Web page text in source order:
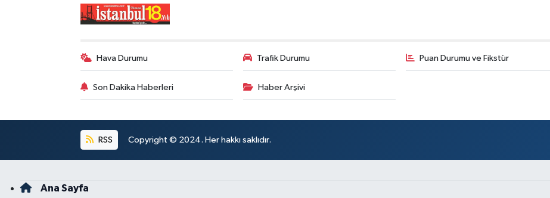
Hava Durumu Trafik Durumu Puan Durumu ve Fikstür
Son Dakika Haberleri Haber Arşivi
RSS Copyright © 2024. Her hakkı saklıdır.
Ana Sayfa